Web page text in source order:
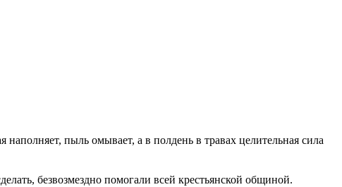
пыль омывает, а в полдень в травах целительная сила
безвозмездно помогали всей крестьянской общиной.